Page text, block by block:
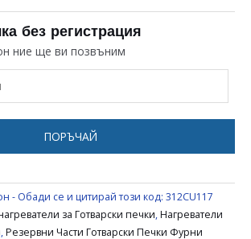
без регистрация
ние ще ви позвъним
ПОРЪЧАЙ
- Обади се и цитирай този код: 312CU117
за Готварски печки,Нагреватели
,Резервни Части Готварски Печки Фурни